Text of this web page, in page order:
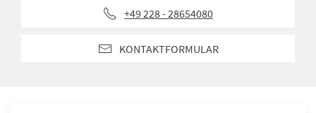
+49 228 - 28654080
KONTAKTFORMULAR